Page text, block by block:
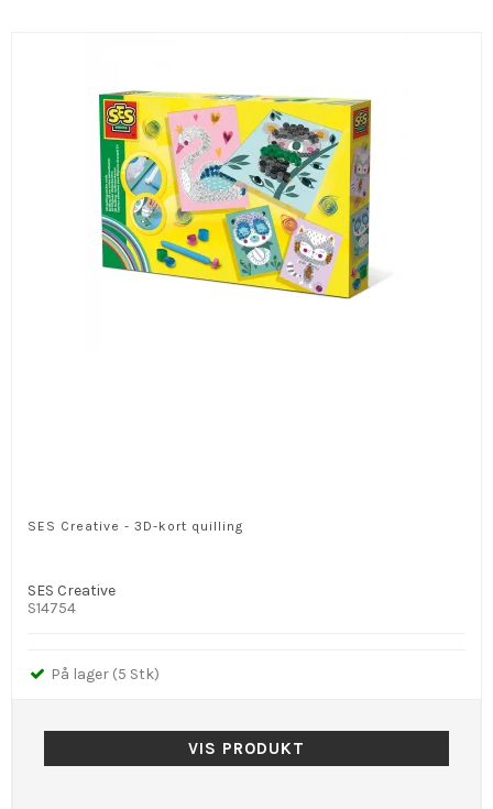
SES Creative - 3D-kort quilling
SES Creative
S14754
På lager (5 Stk)
VIS PRODUKT